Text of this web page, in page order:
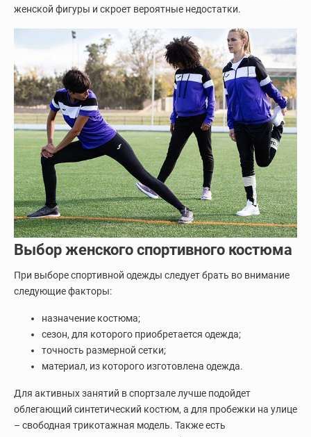
женской фигуры и скроет вероятные недостатки.
Выбор женского спортивного костюма
При выборе спортивной одежды следует брать во внимание
следующие факторы:
назначение костюма;
сезон, для которого приобретается одежда;
точность размерной сетки;
материал, из которого изготовлена одежда.
Для активных занятий в спортзале лучше подойдет
облегающий синтетический костюм, а для пробежки на улице
– свободная трикотажная модель. Также есть